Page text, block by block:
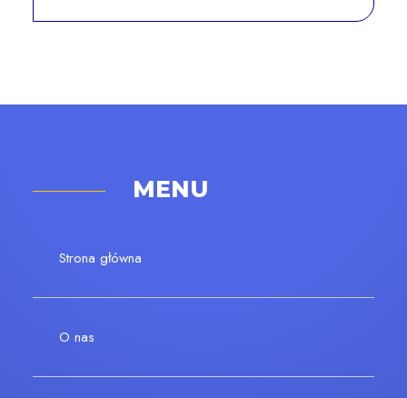
MENU
Strona główna
O nas